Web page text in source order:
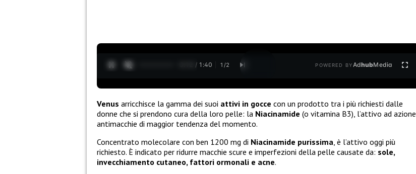
0:13 / 1:40 1 /2 POWERED BYAdhubMedia
Venus arricchisce la gamma dei suoi attivi in gocce con un prodotto tra i più richiesti dalle
donne che si prendono cura della loro pelle: la Niacinamide (o vitamina B3), l’attivo ad azione
antimacchie di maggior tendenza del momento.
Concentrato molecolare con ben 1200 mg di Niacinamide purissima , è l’attivo oggi più
richiesto. È indicato per ridurre macchie scure e imperfezioni della pelle causate da: sole,
invecchiamento cutaneo, fattori ormonali e acne.